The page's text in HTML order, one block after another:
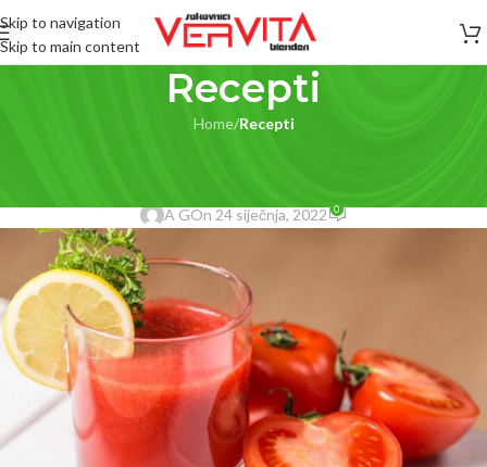
Skip to navigation
Skip to main content
Recepti
Home/Recepti
A GOn 24 siječnja, 2022 0